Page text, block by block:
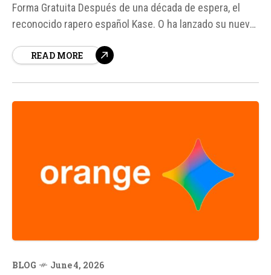
Forma Gratuita Después de una década de espera, el
reconocido rapero español Kase. O ha lanzado su nuevo
inesperada, ofreciéndolo de forma gratuita en YouTube.
READ MORE
BLOG June 4, 2026